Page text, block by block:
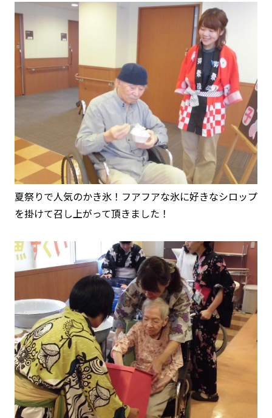
夏祭りで人気のかき氷！フアフアな氷に好きなシロップ
を掛けて召し上がって頂きました！